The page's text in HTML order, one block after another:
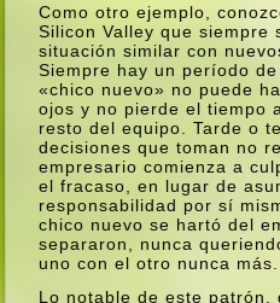
Como otro ejemplo,
Silicon Valley que siempre
situación similar con
Siempre hay un perí­odo
«chico nuevo» no puede
ojos y no pierde el tiempo
resto del equipo. Tarde o
decisiones que toman no
empresario comienza a
el fracaso, en lugar de
responsabilidad por sí­
chico nuevo se hartó del
separaron, nunca
uno con el otro nunca más.
Lo notable de este